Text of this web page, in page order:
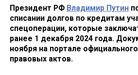
Президент РФ Владимир Путин
списании долгов по кредитам
спецоперации, которые
ранее 1 декабря 2024 года.
ноября на портале
правовых актов.